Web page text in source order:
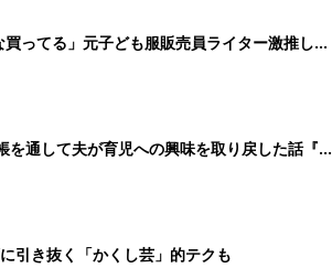
ってる」元子ども服販売員ライター激推し★
通して夫が育児への興味を取り戻した話『ふ
引き抜く「かくし芸」的テクも